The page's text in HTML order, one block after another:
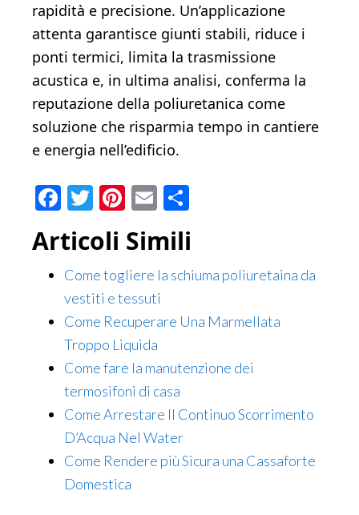
rapidità e precisione. Un’applicazione
attenta garantisce giunti stabili, riduce i
ponti termici, limita la trasmissione
acustica e, in ultima analisi, conferma la
reputazione della poliuretanica come
soluzione che risparmia tempo in cantiere
e energia nell’edificio.
Facebook
Twitter
Pinterest
Email
Articoli Simili
Come togliere la schiuma poliuretaina da
vestiti e tessuti
Come Recuperare Una Marmellata
Troppo Liquida
Come fare la manutenzione dei
termosifoni di casa
Come Arrestare Il Continuo Scorrimento
D’Acqua Nel Water
Come Rendere più Sicura una Cassaforte
Domestica​